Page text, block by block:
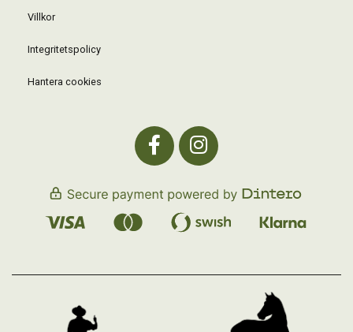
Villkor
Integritetspolicy
Hantera cookies